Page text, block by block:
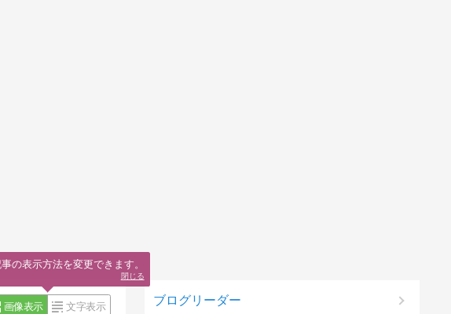
画像表示 文字表示 ブログリーダー
事の表示方法を変更できます。
閉じる